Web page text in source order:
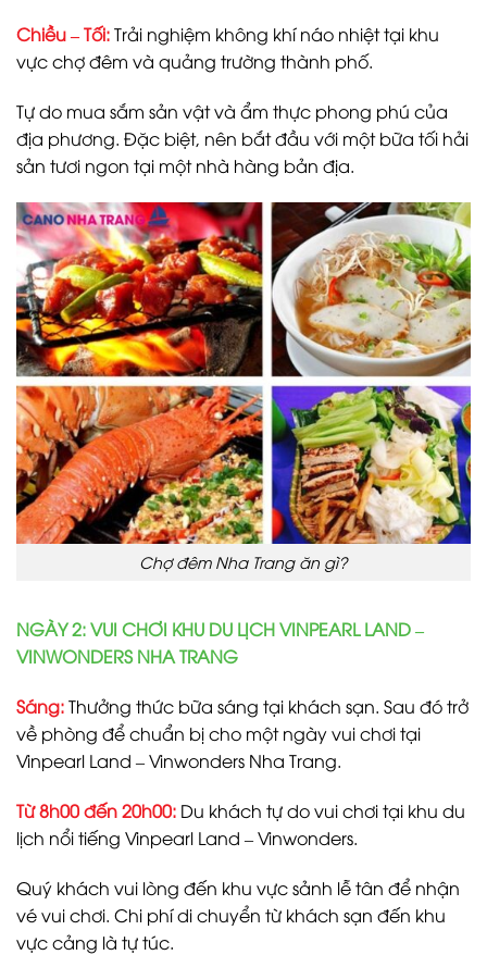
Chiều – Tối:Trải nghiệm không khí náo nhiệt tại khu
vực chợ đêm và quảng trường thành phố.
Tự do mua sắm sản vật và ẩm thực phong phú của
địa phương. Đặc biệt, nên bắt đầu với một bữa tối hải
sản tươi ngon tại một nhà hàng bản địa.
Chợ đêm Nha Trang ăn gì?
NGÀY 2: VUI CHƠI KHU DU LỊCH VINPEARL LAND –
VINWONDERS NHA TRANG
Sáng:Thưởng thức bữa sáng tại khách sạn. Sau đó trở
về phòng để chuẩn bị cho một ngày vui chơi tại
Vinpearl Land – Vinwonders Nha Trang.
Từ 8h00 đến 20h00: Du khách tự do vui chơi tại khu du
lịch nổi tiếng Vinpearl Land – Vinwonders.
Quý khách vui lòng đến khu vực sảnh lễ tân để nhận
vé vui chơi. Chi phí di chuyển từ khách sạn đến khu
vực cảng là tự túc.